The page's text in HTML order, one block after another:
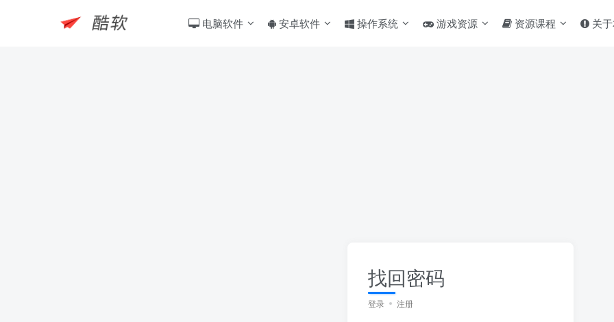
电脑软件 安卓软件 操作系统 游戏资源 资源课程 关于
找回密码
登录 注册